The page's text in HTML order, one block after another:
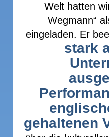
Welt hatten
Wegmann“
eingeladen. Er
stark
gehaltenen